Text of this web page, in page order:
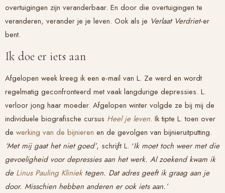
overtuigingen zijn veranderbaar. En door die overtuigingen te
veranderen, verander je je leven. Ook als je Verlaat Verdriet-er
bent.
Ik doe er iets aan
Afgelopen week kreeg ik een e-mail van L. Ze werd en wordt
regelmatig geconfronteerd met vaak langdurige depressies. L.
verloor jong haar moeder. Afgelopen winter volgde ze bij mij de
individuele biografische cursus Heel je leven. Ik tipte L. toen over
de werking van de bijnieren en de gevolgen van bijnieruitputting.
‘Met mij gaat het niet goed’, schrijft L. ‘Ik moet toch weer met die
gevoeligheid voor depressies aan het werk. Al zoekend kwam ik
de Linus Pauling Kliniektegen. Dat adres geeft ik graag aan je
door. Misschien hebben anderen er ook iets aan.’